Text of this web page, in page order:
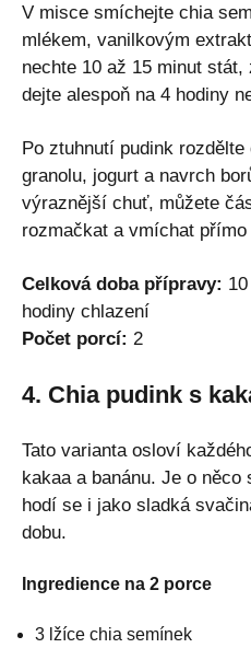
V misce smíchejte chia
mlékem, vanilkovým
nechte 10 až 15 minut
dejte alespoň na 4 hodiny
Po ztuhnutí pudink
granolu, jogurt a navrch
výraznější chuť, můžete
rozmačkat a vmíchat přímo
Celková doba přípravy:
hodiny chlazení
Počet porcí: 2
4. Chia pudink s
Tato varianta osloví
kakaa a banánu. Je o
hodí se i jako sladká
dobu.
Ingredience na 2 porce
3 lžíce chia semínek